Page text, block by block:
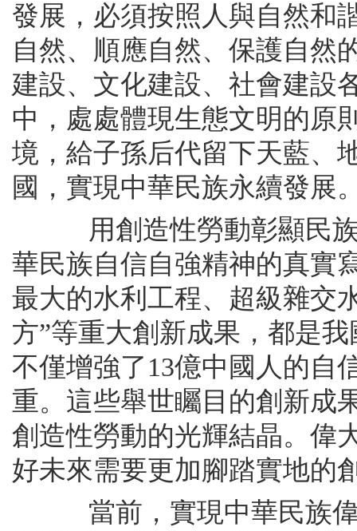
發展，必須按照人與自然和
自然、順應自然、保護自然
建設、文化建設、社會建設
中，處處體現生態文明的原
境，給子孫后代留下天藍、
國，實現中華民族永續發展
用創造性勞動彰顯民族
華民族自信自強精神的真實
最大的水利工程、超級雜交
方”等重大創新成果，都是
不僅增強了13億中國人的自
重。這些舉世矚目的創新成
創造性勞動的光輝結晶。偉
好未來需要更加腳踏實地的
當前，實現中華民族偉